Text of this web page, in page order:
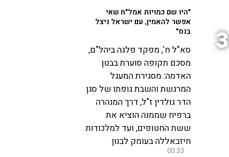
3
"היו שם כמויות אמל"ח שאי
אפשר להאמין, עם ישראל ניצל
בנס"
סא"ל ח', מפקד פלגה ביהל"ם,
מסכם תקופה סוערת בבטן
האדמה: מסגירת המעגל
המרגשת והשבת גופתו של סגן
הדר גולדין ז"ל, דרך המנהרה
ברפיח שממנה הוציא את
ששת החטופים, ועד למלכודות
חיזבאללה בעומק לבנון
00:33